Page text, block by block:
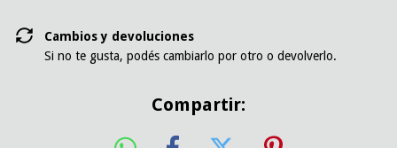
Cambios y devoluciones
Si no te gusta, podés cambiarlo por otro o devolverlo.
Compartir: